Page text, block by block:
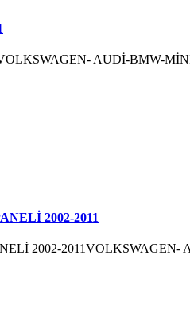
AUDİ-BMW-
2002-2011
2002-2011VOLKSWAGEN-